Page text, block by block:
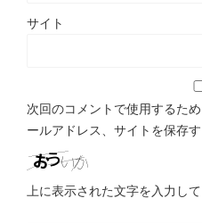
サイト
次回のコメントで使用するた
ールアドレス、サイトを保存す
上に表示された文字を入力して